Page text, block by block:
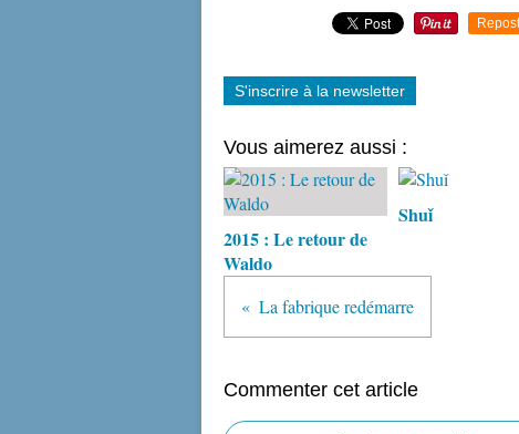
Repost
S'inscrire à la newsletter
Vous aimerez aussi :
2015 : Le retour de
Waldo
Shuǐ
La fabrique redémarre
Commenter cet article